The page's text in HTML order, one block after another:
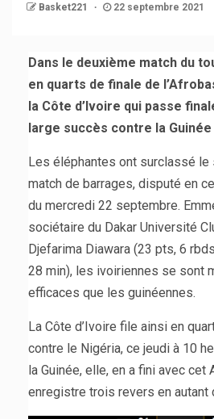
Basket221 22 septembre 2021
Dans le deuxième match du
en quarts de finale de
la Côte d’Ivoire qui passe
large succès contre la Guinée
Les éléphantes ont surclassé le
match de barrages, disputé en
du mercredi 22 septembre.
sociétaire du Dakar Université
Djefarima Diawara (23 pts, 6
28 min), les ivoiriennes se sont
efficaces que les guinéennes.
La Côte d’Ivoire file ainsi en
contre le Nigéria, ce jeudi à 10
la Guinée, elle, en a fini avec cet
enregistre trois revers en autant